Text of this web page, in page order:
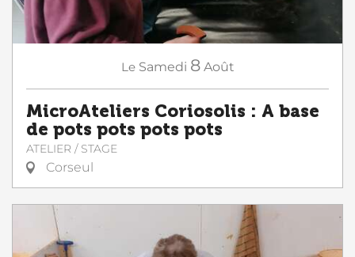
Le Samedi 8 Août
MicroAteliers Coriosolis : A base
de pots pots pots pots
ATELIER / STAGE
Corseul